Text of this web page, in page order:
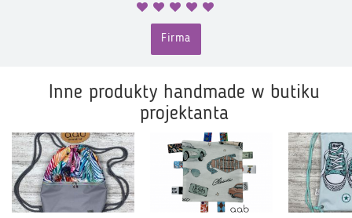
Firma
Inne produkty handmade w butiku
projektanta